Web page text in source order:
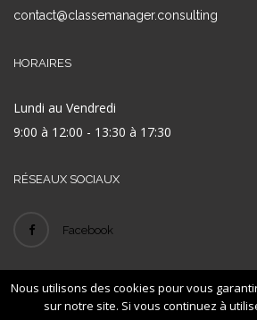
contact@classemanager.consulting
HORAIRES
Lundi au Vendredi
9:00 à 12:00 - 13:30 à 17:30
RÉSEAUX SOCIAUX
Facebook
© 2016 Classe Manager - IDLEXAN - Mentions légales-Plan
Nous utilisons des cookies pour vous
sur notre site. Si vous continuez à